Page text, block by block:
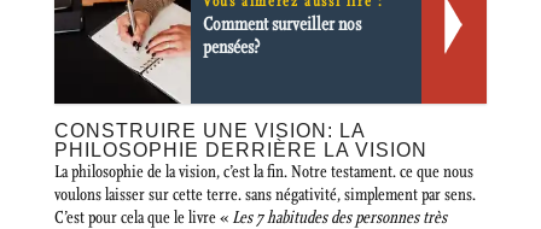
Comment surveiller nos
pensées?
CONSTRUIRE UNE VISION: LA
PHILOSOPHIE DERRIÈRE LA VISION
La philosophie de la vision, c’est la fin. Notre testament. ce que nous
voulons laisser sur cette terre. sans négativité, simplement par sens.
C’est pour cela que le livre « Les 7 habitudes des personnes très